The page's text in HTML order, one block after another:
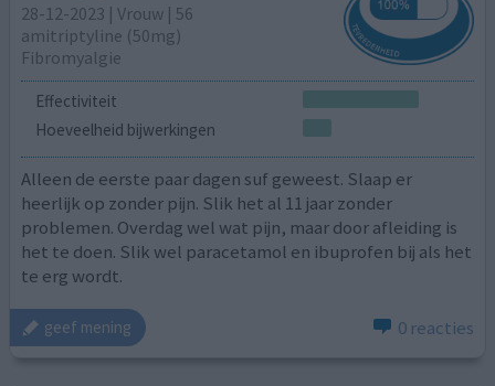
28-12-2023 | Vrouw | 56
amitriptyline (50mg)
Fibromyalgie
Effectiviteit
Hoeveelheid bijwerkingen
Alleen de eerste paar dagen suf geweest. Slaap er
heerlijk op zonder pijn. Slik het al 11 jaar zonder
problemen. Overdag wel wat pijn, maar door afleiding is
het te doen. Slik wel paracetamol en ibuprofen bij als het
te erg wordt.
geef mening 0 reacties